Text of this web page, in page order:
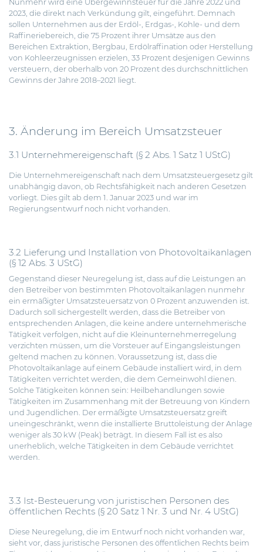
Nunmehr wird eine Übergewinnsteuer für die Jahre 2022 und
2023, die direkt nach Verkündung gilt, eingeführt. Demnach
sollen Unternehmen aus der Erdöl-, Erdgas-, Kohle- und dem
Raffineriebereich, die 75 Prozent ihrer Umsätze aus den
Bereichen Extraktion, Bergbau, Erdölraffination oder Herstellung
von Kohleerzeugnissen erzielen, 33 Prozent desjenigen Gewinns
versteuern, der oberhalb von 20 Prozent des durchschnittlichen
Gewinns der Jahre 2018–2021 liegt.
3. Änderung im Bereich Umsatzsteuer
3.1 Unternehmereigenschaft (§ 2 Abs. 1 Satz 1 UStG)
Die Unternehmereigenschaft nach dem Umsatzsteuergesetz gilt
unabhängig davon, ob Rechtsfähigkeit nach anderen Gesetzen
vorliegt. Dies gilt ab dem 1. Januar 2023 und war im
Regierungsentwurf noch nicht vorhanden.
3.2 Lieferung und Installation von Photovoltaikanlagen
(§ 12 Abs. 3 UStG)
Gegenstand dieser Neuregelung ist, dass auf die Leistungen an
den Betreiber von bestimmten Photovoltaikanlagen nunmehr
ein ermäßigter Umsatzsteuersatz von 0 Prozent anzuwenden ist.
Dadurch soll sichergestellt werden, dass die Betreiber von
entsprechenden Anlagen, die keine andere unternehmerische
Tätigkeit verfolgen, nicht auf die Kleinunternehmerregelung
verzichten müssen, um die Vorsteuer auf Eingangsleistungen
geltend machen zu können. Voraussetzung ist, dass die
Photovoltaikanlage auf einem Gebäude installiert wird, in dem
Tätigkeiten verrichtet werden, die dem Gemeinwohl dienen.
Solche Tätigkeiten können sein: Heilbehandlungen sowie
Tätigkeiten im Zusammenhang mit der Betreuung von Kindern
und Jugendlichen. Der ermäßigte Umsatzsteuersatz greift
uneingeschränkt, wenn die installierte Bruttoleistung der Anlage
weniger als 30 kW (Peak) beträgt. In diesem Fall ist es also
unerheblich, welche Tätigkeiten in dem Gebäude verrichtet
werden.
3.3 Ist-Besteuerung von juristischen Personen des
öffentlichen Rechts (§ 20 Satz 1 Nr. 3 und Nr. 4 UStG)
Diese Neuregelung, die im Entwurf noch nicht vorhanden war,
sieht vor, dass juristische Personen des öffentlichen Rechts beim